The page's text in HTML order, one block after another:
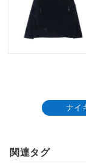
ナイ
関連タグ